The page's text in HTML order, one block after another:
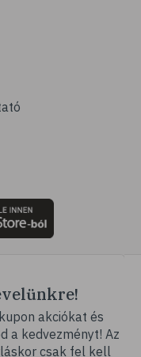
akciókat és
a kedvezményt! Az
csak fel kell